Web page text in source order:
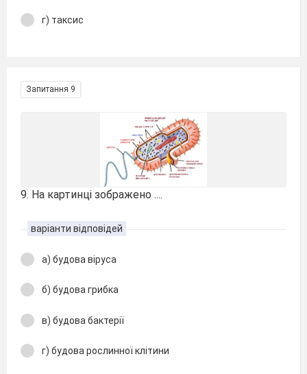
г) таксис
Запитання 9
9. На картинці зображено ....
варіанти відповідей
а) будова віруса
б) будова грибка
в) будова бактерії
г) будова рослинної клітини